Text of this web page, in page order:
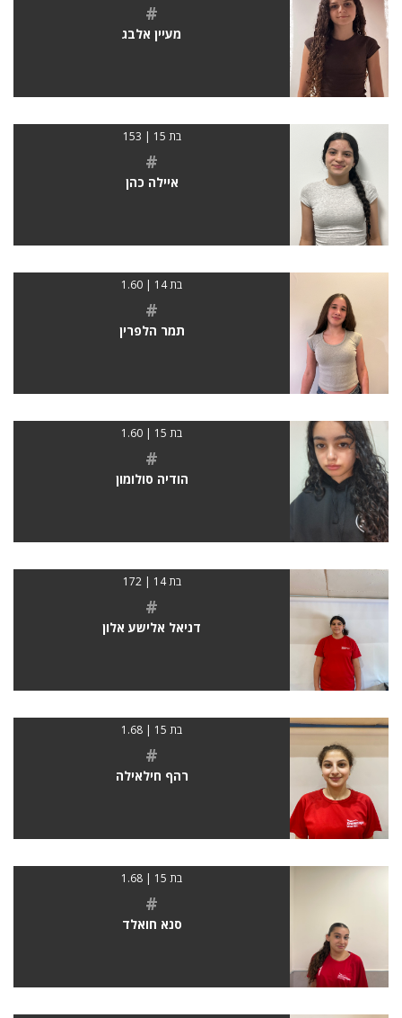
#
מעיין אלבג
בת 15 | 153
#
איילה כהן
בת 14 | 1.60
#
תמר הלפרין
בת 15 | 1.60
#
הודיה סולומון
בת 14 | 172
#
דניאל אלישע אלון
בת 15 | 1.68
#
רהף חילאילה
בת 15 | 1.68
#
סנא חואלד